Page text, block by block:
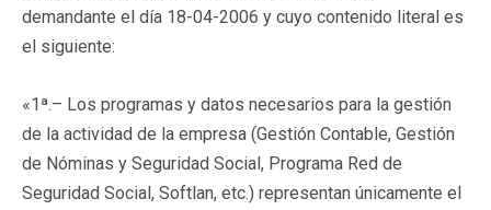
demandante el día 18-04-2006 y cuyo contenido literal es
el siguiente:
«1ª.– Los programas y datos necesarios para la gestión
de la actividad de la empresa (Gestión Contable, Gestión
de Nóminas y Seguridad Social, Programa Red de
Seguridad Social, Softlan, etc.) representan únicamente el